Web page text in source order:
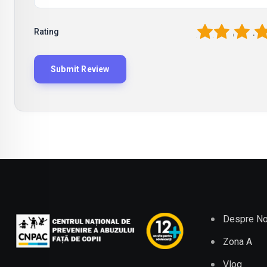
Rating 4
3
2
Despre
Zona A
Vlog